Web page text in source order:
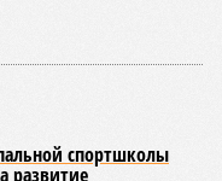
спортшколы
развитие